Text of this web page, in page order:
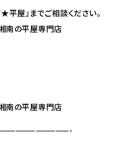
屋』までご相談ください。
南の平屋専門店
南の平屋専門店